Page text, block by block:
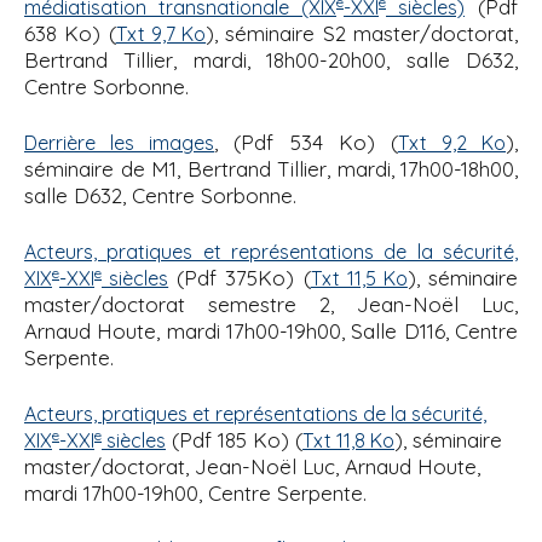
A
a
e
médiatisation transnationale (XIX -XXI siècles) (Pdf
638 Ko) (Txt 9,7 Ko), séminaire S2 master/doctorat,
Bertrand Tillier, mardi, 18h00-20h00, salle D632,
Centre Sorbonne.
Derrière les images , (Pdf 534 Ko) (Txt 9,2 Ko),
séminaire de M1, Bertrand Tillier, mardi, 17h00-18h00,
salle D632, Centre Sorbonne.
Acteurs, pratiques et représentations de la sécurité,
XIXe-XXIe siècles (Pdf 375Ko) (Txt 11,5 Ko), séminaire
master/doctorat semestre 2, Jean-Noël Luc,
Arnaud Houte, mardi 17h00-19h00, Salle D116, Centre
Serpente.
Acteurs, pratiques et représentations de la sécurité,
XIXe-XXIe siècles (Pdf 185 Ko) (Txt 11,8 Ko), séminaire
master/doctorat, Jean-Noël Luc, Arnaud Houte,
mardi 17h00-19h00, Centre Serpente.